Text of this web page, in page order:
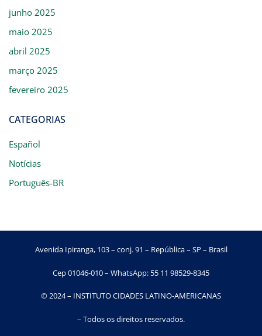
junho 2025
maio 2025
abril 2025
março 2025
fevereiro 2025
CATEGORIAS
Español
Notícias
Português-BR
Avenida Ipiranga, 103 – conj. 91 – República – SP – Brasil
Cep 01046-010 – WhatsApp: 55 11 98529-8345
© 2024 – INSTITUTO CIDADES LATINO-AMERICANAS
– Todos os direitos reservados.​